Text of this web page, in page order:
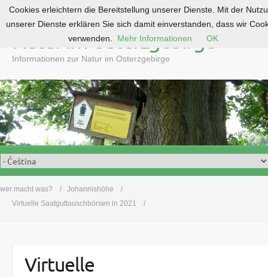
o
c
o
n
t
e
n
Natur im Osterzgebirge
Informationen zur Natur im Osterzgebirge
wer macht was?
Johannishöhe
Virtuelle Saatguttauschbörsen in 2021
Virtuelle
Cookies erleichtern die Bereitstellung unserer Dienste. Mit der
unserer Dienste erklären Sie sich damit einverstanden, dass wir
verwenden.
Mehr Informationen OK